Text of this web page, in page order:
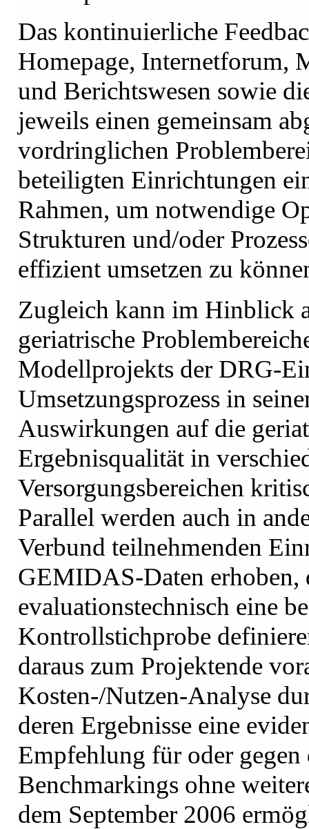
Das kontinuierliche
Homepage, Internetforum,
und Berichtswesen sowie
jeweils einen gemeinsam
vordringlichen
beteiligten Einrichtungen
Rahmen, um notwendige
Strukturen und/oder
effizient umsetzen zu
Zugleich kann im Hinblick
geriatrische
Modellprojekts der DRG-
Umsetzungsprozess in
Auswirkungen auf die
Ergebnisqualität in
Versorgungsbereichen
Parallel werden auch in
Verbund teilnehmenden
GEMIDAS-Daten erhoben,
evaluationstechnisch eine
Kontrollstichprobe
daraus zum Projektende
Kosten-/Nutzen-Analyse
deren Ergebnisse eine
Empfehlung für oder gegen
Benchmarkings ohne
dem September 2006